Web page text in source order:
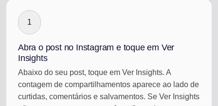
1
Abra o post no Instagram e toque em Ver
Insights
Abaixo do seu post, toque em Ver Insights. A
contagem de compartilhamentos aparece ao lado de
curtidas, comentários e salvamentos. Se Ver Insights